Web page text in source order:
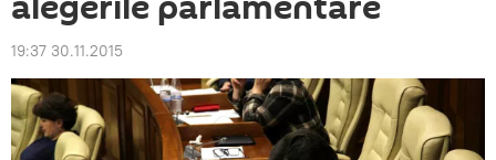
19:37 30.11.2015